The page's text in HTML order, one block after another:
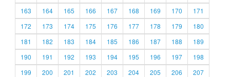
163
164 165 166 167 168 169 170
171
172
173 174 175 176 177 178 179
180
181
182 183 184 185 186 187 188
189
190
191 192 193 194 195 196 197
198
199
200 201 202 203 204 205 206
207